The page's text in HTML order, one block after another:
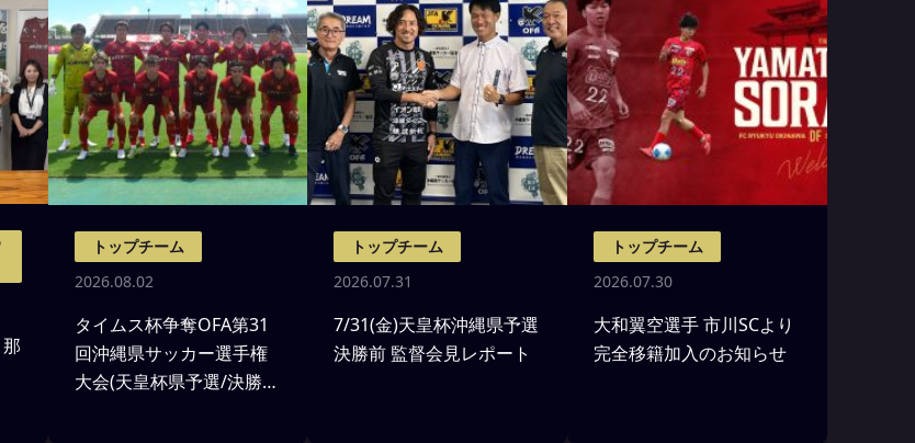
トップチーム
2026.08.02
タイムス杯争奪OFA第31
回沖縄県サッカー選手権
大会(天皇杯県予選/決勝)
トップチーム
2026.07.31
7/31(金)天皇杯沖縄県予選
決勝前 監督会見レポート
トップチーム
2026.07.30
大和翼空選手 市川SCより
完全移籍加入のお知らせ